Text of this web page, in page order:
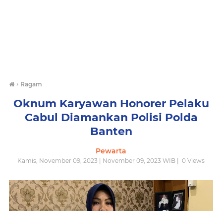
› Ragam
Oknum Karyawan Honorer Pelaku
Cabul Diamankan Polisi Polda
Banten
Pewarta
Kamis, November 09, 2023 | November 09, 2023 WIB | 0 Views